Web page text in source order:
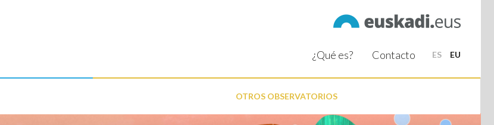
ES EU
OTROS OBSERVATORIOS
¿Qué es? Contacto